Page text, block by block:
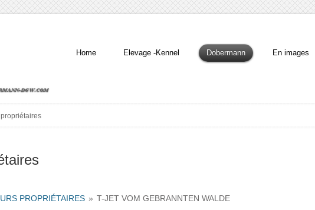
Home Elevage -Kennel Dobermann En images
PROPRIÉTAIRES » T-JET VOM GEBRANNTEN WALDE